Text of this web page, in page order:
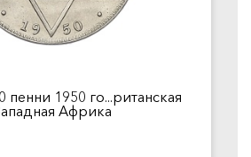
пенни 1950 го...ританская
Африка